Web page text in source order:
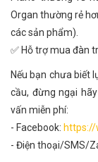
Organ thường rẻ
các sản phẩm).
✅ Hỗ trợ mua đàn
Nếu bạn chưa biết
cầu, đừng ngại
vấn miễn phí:
- Facebook: https://
- Điện thoại/SMS/